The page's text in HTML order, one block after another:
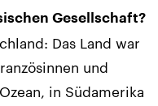
Gesellschaft?
Das Land war
und
in Südamerika